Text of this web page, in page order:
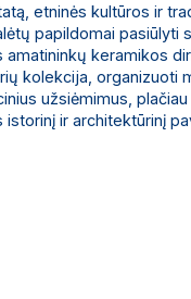
etninės kultūros ir
papildomai pasiūlyti
keramikos
kolekcija, organizuoti
užsiėmimus,
ir architektūrinį